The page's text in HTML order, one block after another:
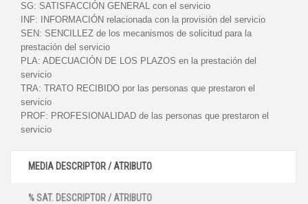
SG: SATISFACCIÓN GENERAL con el servicio
INF:
INFORMACIÓN relacionada con la provisión del servicio
SEN: SENCILLEZ de los mecanismos de solicitud para la
prestación del servicio
PLA: ADECUACIÓN DE LOS PLAZOS en la prestación del
servicio
TRA: TRATO RECIBIDO por las personas que prestaron el
servicio
PROF: PROFESIONALIDAD de las personas que prestaron el
servicio
MEDIA DESCRIPTOR / ATRIBUTO
% SAT. DESCRIPTOR / ATRIBUTO